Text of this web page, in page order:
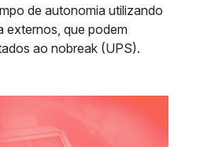
de autonomia utilizando
externos, que podem
ao nobreak (UPS).